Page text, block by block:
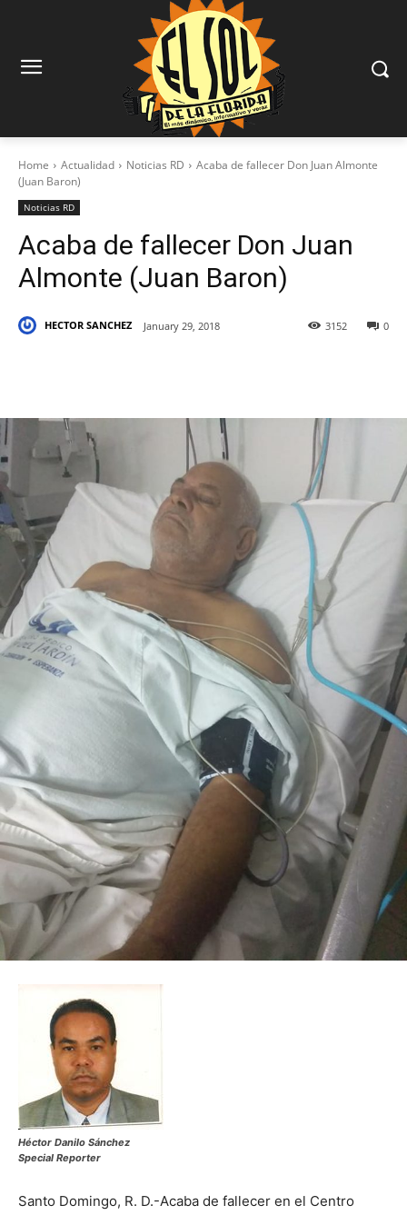
Home Actualidad Noticias RD
Acaba de fallecer Don Juan Almonte
(Juan Baron)
Noticias RD
Acaba de fallecer Don Juan
Almonte (Juan Baron)
HECTOR SANCHEZ January 29, 2018 0
3152
Héctor Danilo Sánchez
Special Reporter
Santo Domingo, R. D.-Acaba de fallecer en el Centro